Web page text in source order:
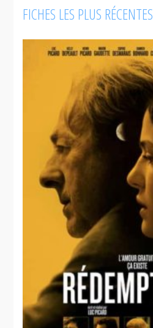
FICHES LES PLUS RÉCENTES